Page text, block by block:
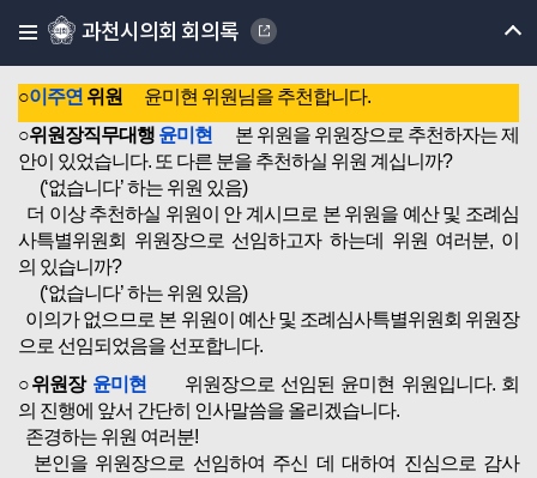
과천시의회 회의록
기 바랍니다.
○이주연 위원
윤미현 위원님을 추천합니다.
○위원장직무대행 윤미현
본 위원을 위원장으로 추천하자는 제
안이 있었습니다. 또 다른 분을 추천하실 위원 계십니까?
(‘없습니다’ 하는 위원 있음)
더 이상 추천하실 위원이 안 계시므로 본 위원을 예산 및 조례심
사특별위원회 위원장으로 선임하고자 하는데 위원 여러분, 이
의 있습니까?
(‘없습니다’ 하는 위원 있음)
이의가 없으므로 본 위원이 예산 및 조례심사특별위원회 위원장
으로 선임되었음을 선포합니다.
○위원장 윤미현 위원장으로 선임된 윤미현 위원입니다. 회
의 진행에 앞서 간단히 인사말씀을 올리겠습니다.
존경하는 위원 여러분!
본인을 위원장으로 선임하여 주신 데 대하여 진심으로 감사